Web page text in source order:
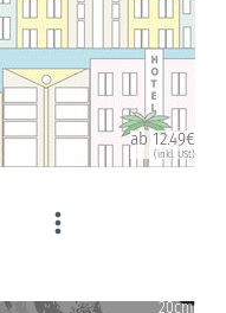
ab 12.49€
(inkl. USt)
20cm